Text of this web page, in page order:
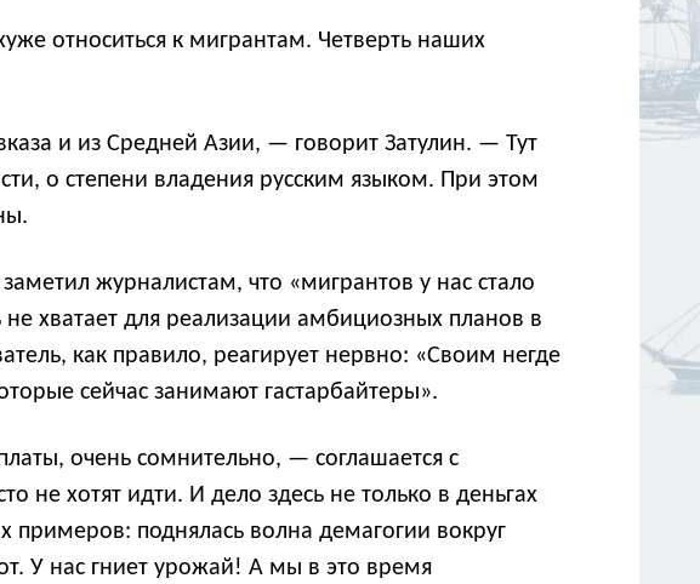
относиться к мигрантам. Четверть наших
и из Средней Азии, — говорит Затулин. — Тут
о степени владения русским языком. При этом
журналистам, что «мигрантов у нас стало
хватает для реализации амбициозных планов в
как правило, реагирует нервно: «Своим негде
сейчас занимают гастарбайтеры».
очень сомнительно, — соглашается с
хотят идти. И дело здесь не только в деньгах
поднялась волна демагогии вокруг
У нас гниет урожай! А мы в это время